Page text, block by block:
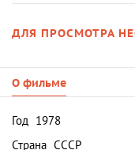
ДЛЯ ПРОСМОТРА
О фильме
Год 1978
Страна СССР